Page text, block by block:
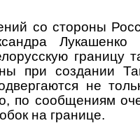
со стороны
границу
при создании
не
по сообщениям
на границе.